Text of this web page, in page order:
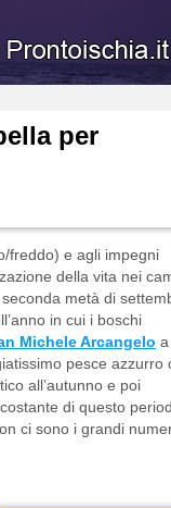
per
freddo) e agli impegni
della vita nei
metà di
in cui i boschi
Michele Arcangelo a
pesce azzurro
all’autunno e poi
di questo
ci sono i grandi